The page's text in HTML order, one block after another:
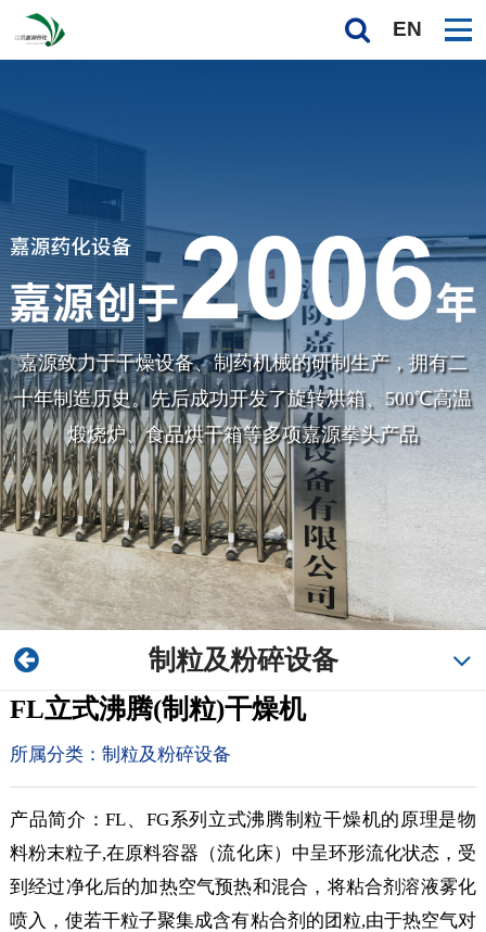
EN
嘉源致力于干燥设备、制药机械的研制生产，拥有二
十年制造历史。先后成功开发了旋转烘箱、 500℃高温
煅烧炉、食品烘干箱等多项嘉源拳头产品
制粒及粉碎设备
FL立式沸腾(制粒)干燥机
所属分类： 制粒及粉碎设备
产品简介：FL、FG系列立式沸腾制粒干燥机的原理是物
料粉末粒子,在原料容器（流化床）中呈环形流化状态，受
到经过净化后的加热空气预热和混合，将粘合剂溶液雾化
喷入，使若干粒子聚集成含有粘合剂的团粒,由于热空气对